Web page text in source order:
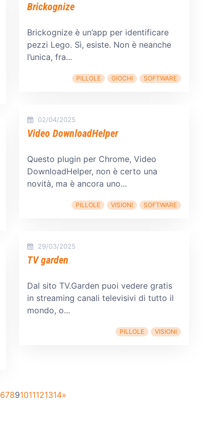
Brickognize
Brickognize è un’app per identificare
pezzi Lego. Sì, esiste. Non è neanche
l’unica, fra...
PILLOLE GIOCHI SOFTWARE
02/04/2025
Video DownloadHelper
Questo plugin per Chrome, Video
DownloadHelper, non è certo una
novità, ma è ancora uno...
PILLOLE VISIONI SOFTWARE
29/03/2025
TV garden
Dal sito TV.Garden puoi vedere gratis
in streaming canali televisivi di tutto il
mondo, o...
PILLOLE VISIONI
67891011121314»